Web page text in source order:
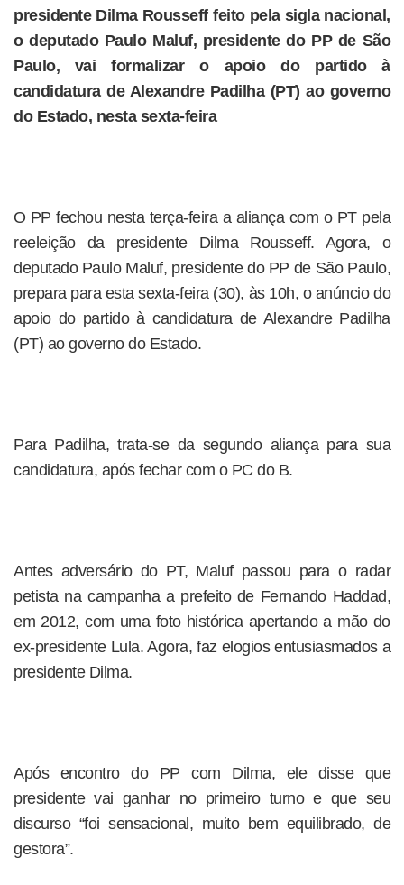
presidente Dilma Rousseff feito pela sigla nacional,
o deputado Paulo Maluf, presidente do PP de São
Paulo, vai formalizar o apoio do partido à
candidatura de Alexandre Padilha (PT) ao governo
do Estado, nesta sexta-feira
O PP fechou nesta terça-feira a aliança com o PT pela
reeleição da presidente Dilma Rousseff. Agora, o
deputado Paulo Maluf, presidente do PP de São Paulo,
prepara para esta sexta-feira (30), às 10h, o anúncio do
apoio do partido à candidatura de Alexandre Padilha
(PT) ao governo do Estado.
Para Padilha, trata-se da segundo aliança para sua
candidatura, após fechar com o PC do B.
Antes adversário do PT, Maluf passou para o radar
petista na campanha a prefeito de Fernando Haddad,
em 2012, com uma foto histórica apertando a mão do
ex-presidente Lula. Agora, faz elogios entusiasmados a
presidente Dilma.
Após encontro do PP com Dilma, ele disse que
presidente vai ganhar no primeiro turno e que seu
discurso “foi sensacional, muito bem equilibrado, de
gestora”.